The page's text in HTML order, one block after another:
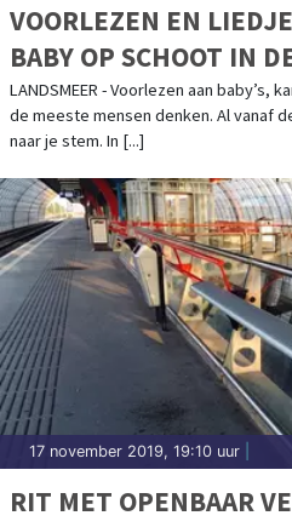
VOORLEZEN EN
BABY OP SCHOOT IN
LANDSMEER
LANDSMEER - Voorlezen aan baby’s,
de meeste mensen denken. Al vanaf
naar je stem. In [...]
17 november 2019, 19:10 uur
RIT MET OPENBAAR